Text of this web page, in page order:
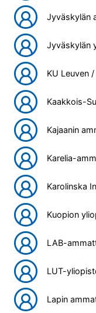
Jyväskylän
Jyväskylän
KU Leuven
Kaakkois-
Kajaanin
Karelia-
Karolinska
Kuopion
LAB-
LUT-
Lapin